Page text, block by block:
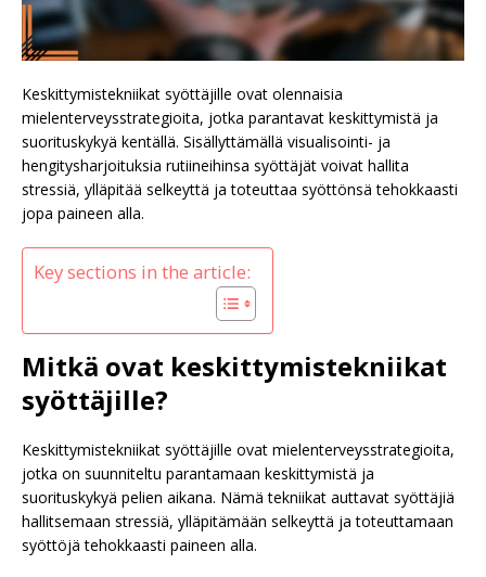
Keskittymistekniikat syöttäjille ovat olennaisia
mielenterveysstrategioita, jotka parantavat keskittymistä ja
suorituskykyä kentällä. Sisällyttämällä visualisointi- ja
hengitysharjoituksia rutiineihinsa syöttäjät voivat hallita
stressiä, ylläpitää selkeyttä ja toteuttaa syöttönsä tehokkaasti
jopa paineen alla.
Key sections in the article:
Mitkä ovat keskittymistekniikat
syöttäjille?
Keskittymistekniikat syöttäjille ovat mielenterveysstrategioita,
jotka on suunniteltu parantamaan keskittymistä ja
suorituskykyä pelien aikana. Nämä tekniikat auttavat syöttäjiä
hallitsemaan stressiä, ylläpitämään selkeyttä ja toteuttamaan
syöttöjä tehokkaasti paineen alla.